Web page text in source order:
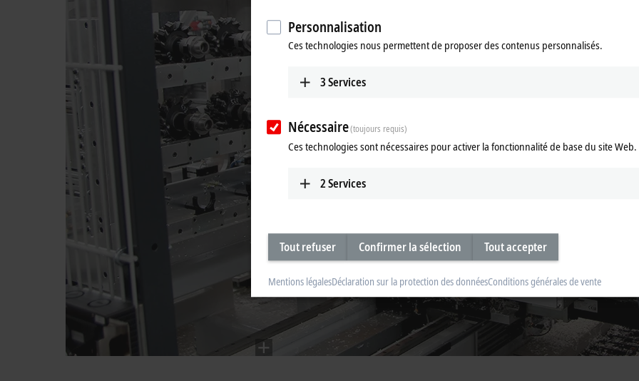
Personnalisation
Ces technologies nous permettent de proposer des contenus personnalisés.
3Services
Nécessaire(toujours requis)
Ces technologies sont nécessaires pour activer la fonctionnalité de base du site Web.
2Services
Tout refuser Confirmer la sélection Tout accepter
Mentions légalesDéclaration sur la protection des donnéesConditions générales de vente